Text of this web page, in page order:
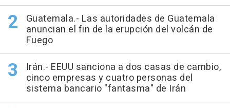
Guatemala.- Las autoridades de Guatemala
anuncian el fin de la erupción del volcán de
Fuego
Irán.- EEUU sanciona a dos casas de cambio,
cinco empresas y cuatro personas del
sistema bancario "fantasma" de Irán